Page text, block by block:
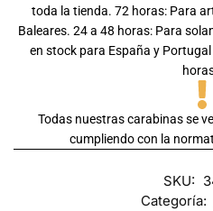
toda la tienda. 72 horas: Para
Baleares. 24 a 48 horas: Para
en stock para España y
Todas nuestras carabinas se
cumpliendo con la
SKU:
Categoría: